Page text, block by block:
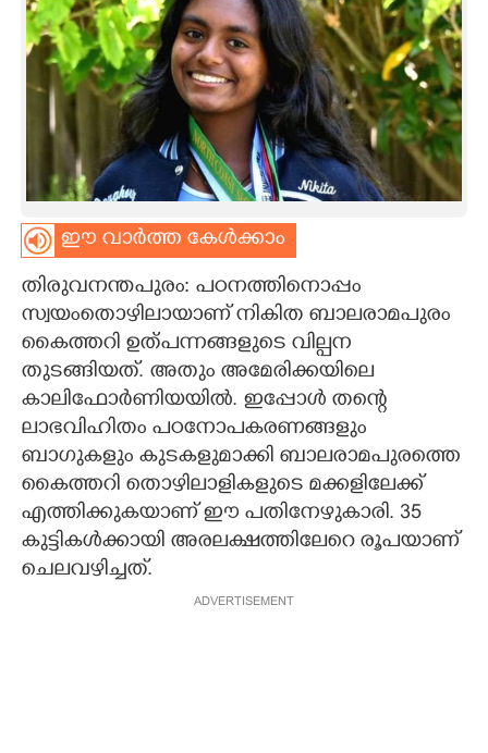
SPIRITUAL
INFO+
CARTOONS
LITERATURE
ZOOM
CONTACT US
ഈ വാർത്ത കേൾക്കാം
തിരുവനന്തപുരം: പഠനത്തിനൊപ്പം
സ്വയംതൊഴിലായാണ് നികിത ബാലരാമപുരം
കൈത്തറി ഉത്പന്നങ്ങളുടെ വില്പന
തുടങ്ങിയത്. അതും അമേരിക്കയിലെ
കാലിഫോർണിയയിൽ. ഇപ്പോൾ തന്റെ
ലാഭവിഹിതം പഠനോപകരണങ്ങളും
ബാഗുകളും കുടകളുമാക്കി ബാലരാമപുരത്തെ
കൈത്തറി തൊഴിലാളികളുടെ മക്കളിലേക്ക്
എത്തിക്കുകയാണ് ഈ പതിനേഴുകാരി. 35
കുട്ടികൾക്കായി അരലക്ഷത്തിലേറെ രൂപയാണ്
ചെലവഴിച്ചത്.
ADVERTISEMENT